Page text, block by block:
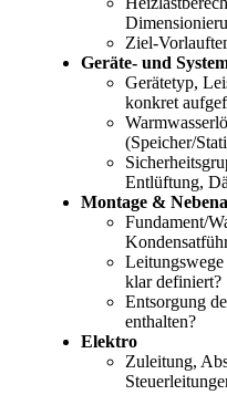
Ziel-
Geräte- und
Gerätetyp,
konkret
(Speicher/
Entlüftung,
Montage &
Fundament/
klar definiert?
Entsorgung
enthalten?
Elektro
Zuleitung,